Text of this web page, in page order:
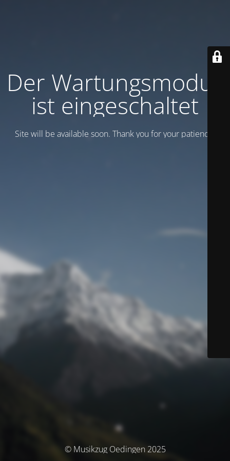
Der Wartungsmodus
ist eingeschaltet
Site will be available soon. Thank you for your patience!
© Musikzug Oedingen 2025